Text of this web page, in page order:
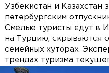
Узбекистан и Казахстан
петербургским
Смелые туристы едут в
на Турцию, скрываются
семейных хуторах.
трендах туризма